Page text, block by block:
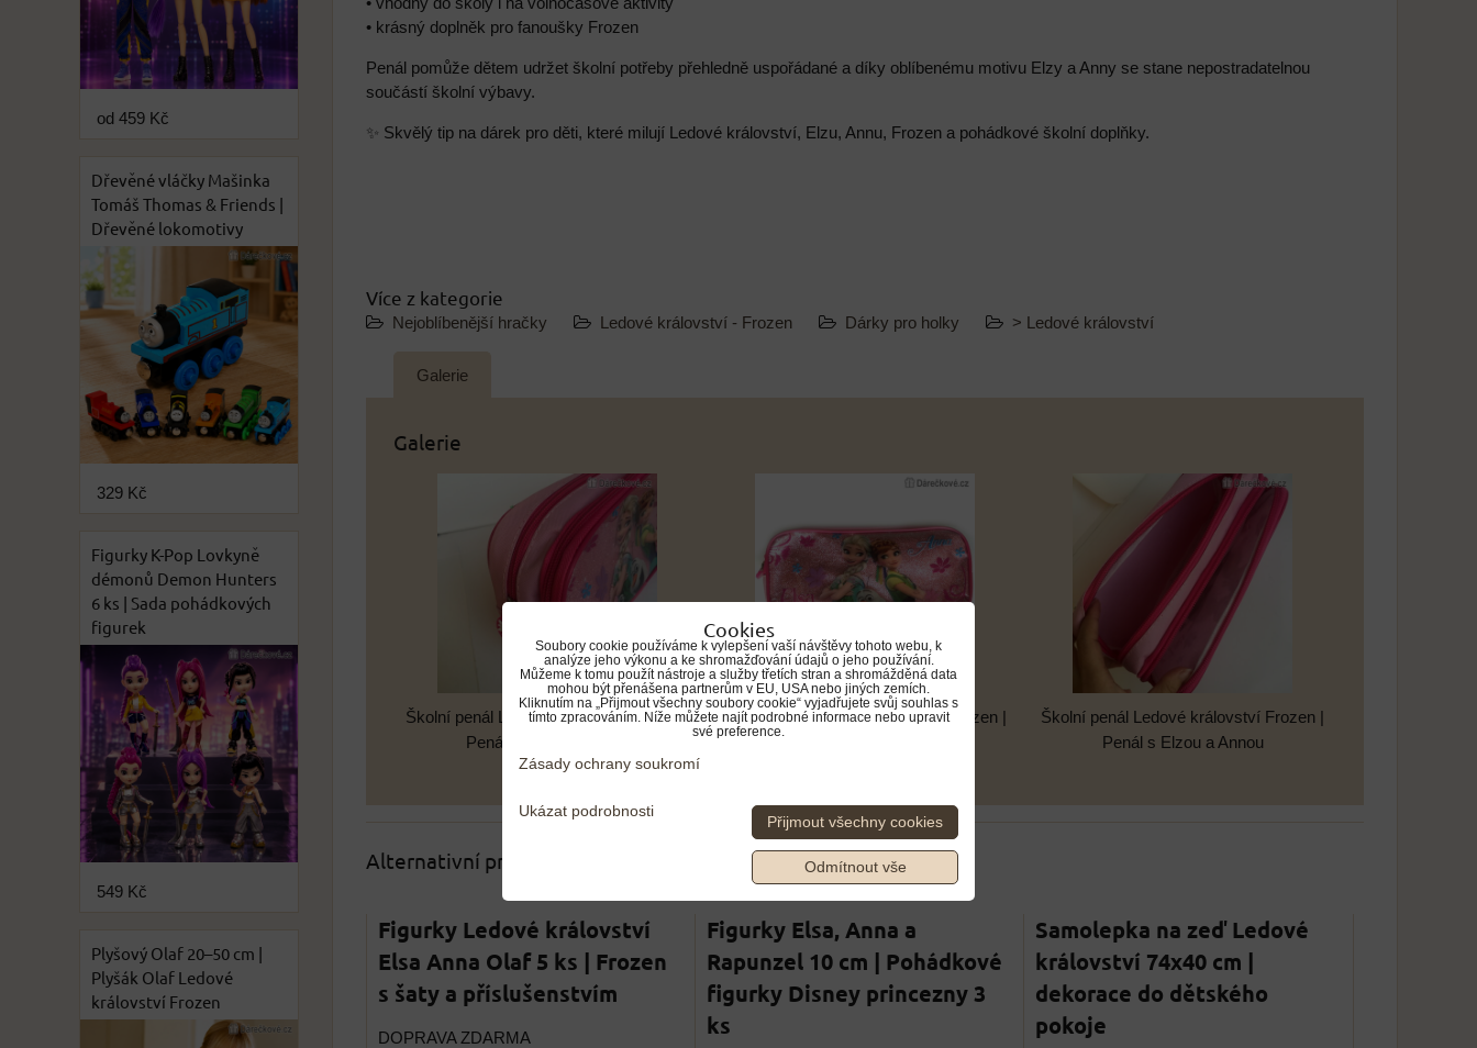
• krásný doplněk pro fanoušky Frozen
Penál pomůže dětem udržet školní potřeby přehledně uspořádané a díky oblíbenému motivu Elzy a Anny se stane nepostradatelnou
součástí školní výbavy.
✨ Skvělý tip na dárek pro děti, které milují Ledové království, Elzu, Annu, Frozen a pohádkové školní doplňky.
Více z kategorie
Nejoblíbenější hračky Ledové království - Frozen Dárky pro holky > Ledové království
Galerie
Galerie
Školní penál Ledové království Frozen |
Penál s Elzou a Annou
Školní penál Ledové království Frozen |
Penál s Elzou a Annou
Školní penál Ledové království Frozen |
Penál s Elzou a Annou
Alternativní produkty
Figurky Ledové království
Elsa Anna Olaf 5 ks | Frozen
s šaty a příslušenstvím
DOPRAVA ZDARMA
Figurky Elsa, Anna a
Rapunzel 10 cm | Pohádkové
figurky Disney princezny 3
ks
Samolepka na zeď Ledové
království 74x40 cm |
dekorace do dětského
pokoje
od 459 Kč
Dřevěné vláčky Mašinka
Tomáš Thomas & Friends |
Dřevěné lokomotivy
329 Kč
Figurky K-Pop Lovkyně
démonů Demon Hunters
6 ks | Sada pohádkových
figurek
549 Kč
Plyšový Olaf 20–50 cm |
Plyšák Olaf Ledové
království Frozen
Cookies
Soubory cookie používáme k vylepšení vaší návštěvy tohoto webu, k
analýze jeho výkonu a ke shromažďování údajů o jeho používání.
Můžeme k tomu použít nástroje a služby třetích stran a shromážděná data
mohou být přenášena partnerům v EU, USA nebo jiných zemích.
Kliknutím na „Přijmout všechny soubory cookie“ vyjadřujete svůj souhlas s
tímto zpracováním. Níže můžete najít podrobné informace nebo upravit
své preference.
Zásady ochrany soukromí
Ukázat podrobnosti
Přijmout všechny cookies
Odmítnout vše